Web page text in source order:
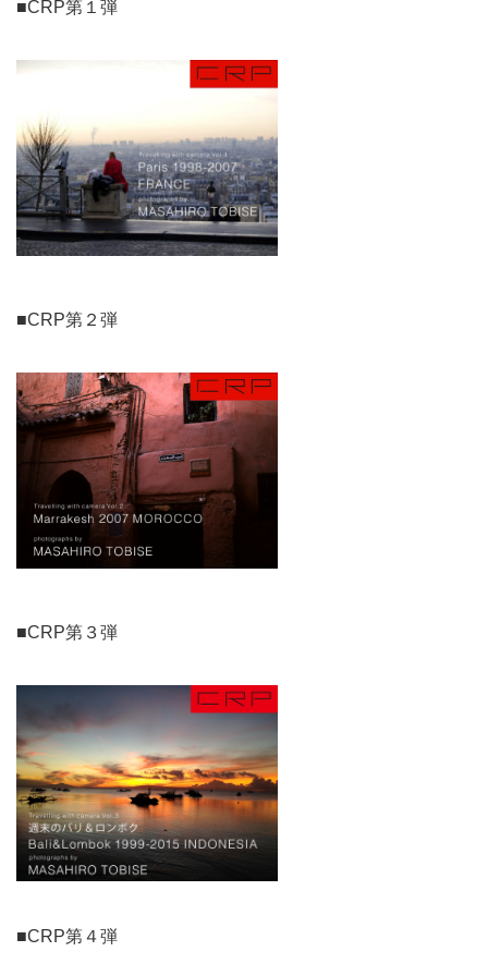
■CRP第１弾
■CRP第２弾
■CRP第３弾
■CRP第４弾